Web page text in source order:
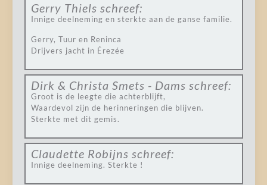
Gerry Thiels schreef:
Innige deelneming en sterkte aan de ganse familie.
Gerry, Tuur en Reninca
Drijvers jacht in Érezée
Dirk & Christa Smets - Dams schreef:
Groot is de leegte die achterblijft,
Waardevol zijn de herinneringen die blijven.
Sterkte met dit gemis.
Claudette Robijns schreef:
Innige deelneming. Sterkte !